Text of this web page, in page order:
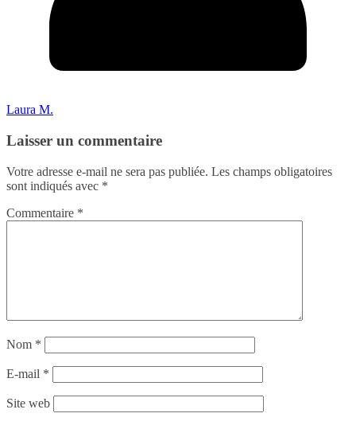
Laura M.
Laisser un commentaire
Votre adresse e-mail ne sera pas publiée. Les champs obligatoires
sont indiqués avec *
Commentaire *
Nom *
E-mail *
Site web